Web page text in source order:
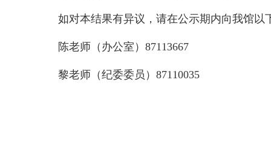
如对本结果有异议，请在公示期内向我馆
陈老师（办公室）87113667
黎老师（纪委委员）87110035